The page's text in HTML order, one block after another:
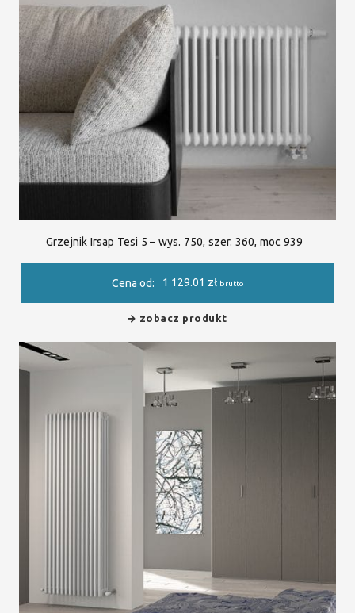
Grzejnik Irsap Tesi 5 – wys. 750, szer. 360, moc 939
Cena od: 1 129.01 zł brutto
zobacz produkt